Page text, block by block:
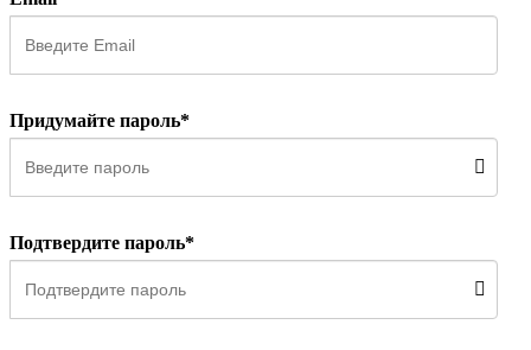
Придумайте пароль*
Подтвердите пароль*